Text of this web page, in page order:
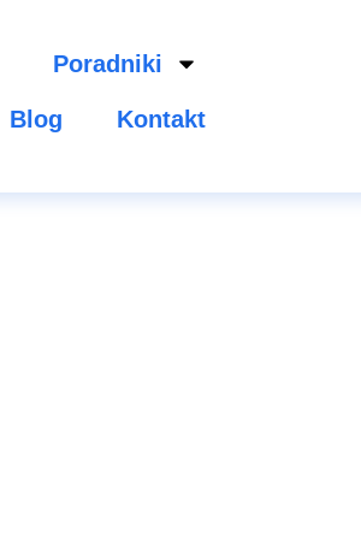
Poradniki
Blog Kontakt